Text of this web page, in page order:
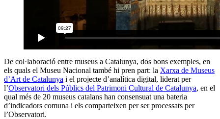
De col·laboració entre museus a Catalunya, dos bons exemples, en
els quals el Museu Nacional també hi pren part: la Xarxa de Museus
d’Art de Catalunya i el projecte d’analítica digital, liderat per
l’Observatori dels Públics del Patrimoni Cultural de Catalunya, en el
qual més de 20 museus catalans han consensuat una bateria
d’indicadors comuna i els comparteixen per ser processats per
l’Observatori.